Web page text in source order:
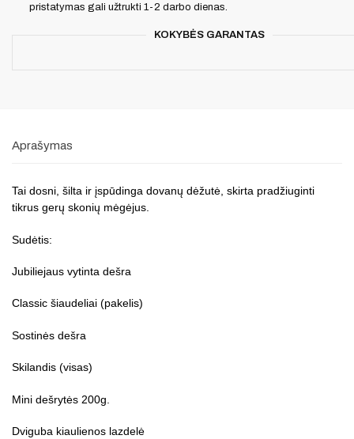
pristatymas gali užtrukti 1-2 darbo dienas.
KOKYBĖS GARANTAS
Aprašymas
Tai dosni, šilta ir įspūdinga dovanų dėžutė, skirta pradžiuginti
tikrus gerų skonių mėgėjus.
Sudėtis:
Jubiliejaus vytinta dešra
Classic šiaudeliai (pakelis)
Sostinės dešra
Skilandis (visas)
Mini dešrytės 200g.
Dviguba kiaulienos lazdelė